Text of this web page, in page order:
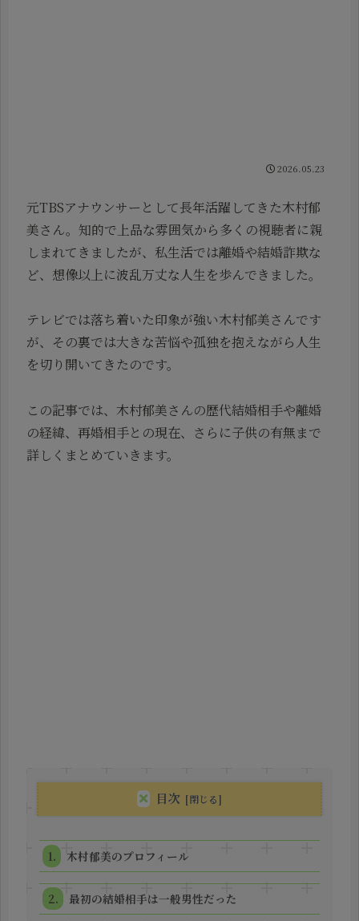
2026.05.23
元TBSアナウンサーとして長年活躍してきた木村郁
美さん。知的で上品な雰囲気から多くの視聴者に親
しまれてきましたが、私生活では離婚や結婚詐欺な
ど、想像以上に波乱万丈な人生を歩んできました。
テレビでは落ち着いた印象が強い木村郁美さんです
が、その裏では大きな苦悩や孤独を抱えながら人生
を切り開いてきたのです。
この記事では、木村郁美さんの歴代結婚相手や離婚
の経緯、再婚相手との現在、さらに子供の有無まで
詳しくまとめていきます。
目次
木村郁美のプロフィール
最初の結婚相手は一般男性だった